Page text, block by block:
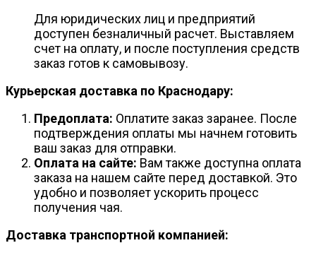
Для юридических лиц и предприятий
доступен безналичный расчет. Выставляем
счет на оплату, и после поступления средств
заказ готов к самовывозу.
Курьерская доставка по Краснодару:
Предоплата: Оплатите заказ заранее. После
подтверждения оплаты мы начнем готовить
ваш заказ для отправки.
Оплата на сайте: Вам также доступна оплата
заказа на нашем сайте перед доставкой. Это
удобно и позволяет ускорить процесс
получения чая.
Доставка транспортной компанией: